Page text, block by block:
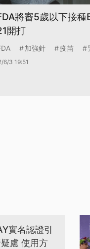
將審5歲以下接
開打
加強針 疫苗
6/3 19:51
實名認證引
慮 使用方